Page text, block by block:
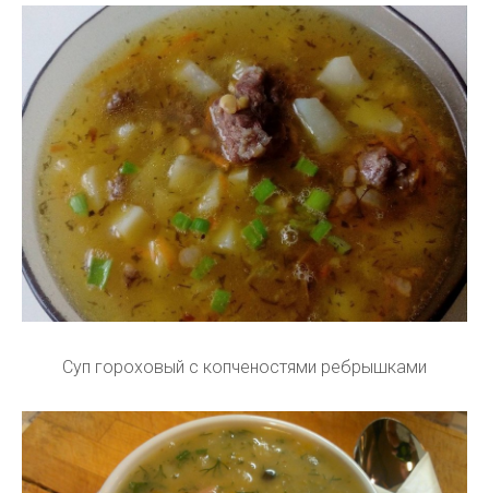
Суп гороховый с копченостями ребрышками